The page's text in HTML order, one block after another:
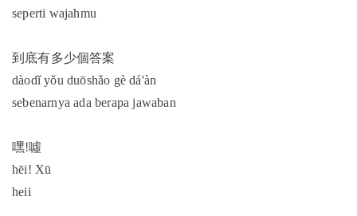
seperti wajahmu
到底有多少個答案
dàodǐ yǒu duōshǎo gè dá'àn
sebenarnya ada berapa jawaban
嘿!噓
hēi! Xū
heii